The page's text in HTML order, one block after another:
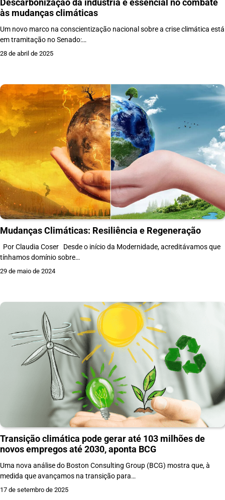
às mudanças climáticas
Um novo marco na conscientização nacional sobre a crise climática está
em tramitação no Senado:…
28 de abril de 2025
Mudanças Climáticas: Resiliência e Regeneração
Por Claudia Coser Desde o início da Modernidade, acreditávamos que
tínhamos domínio sobre…
29 de maio de 2024
Transição climática pode gerar até 103 milhões de
novos empregos até 2030, aponta BCG
Uma nova análise do Boston Consulting Group (BCG) mostra que, à
medida que avançamos na transição para…
17 de setembro de 2025